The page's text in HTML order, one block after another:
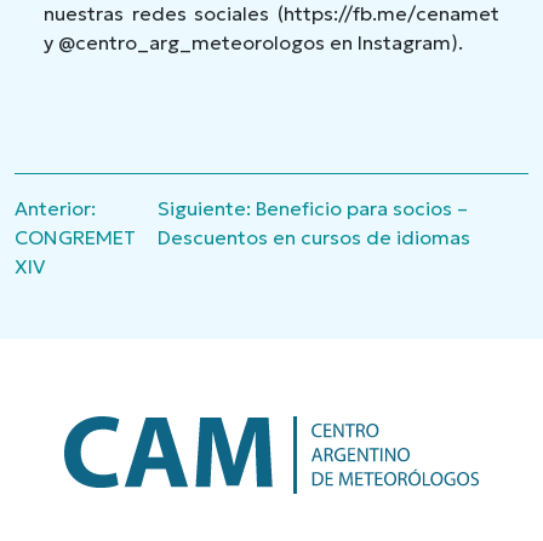
nuestras redes sociales (https://fb.me/cenamet
y @centro_arg_meteorologos en Instagram).
de
entradas
Anterior:
CONGREMET
XIV
Siguiente: Beneficio para socios –
Descuentos en cursos de idiomas